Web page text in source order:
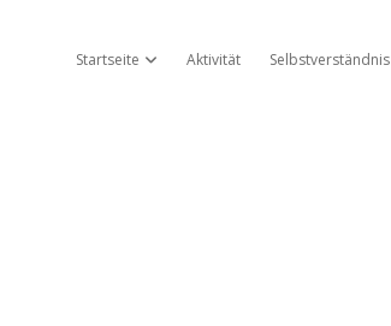
Startseite Dropdown-Menü öffnen
Aktivität Selbstverständnis